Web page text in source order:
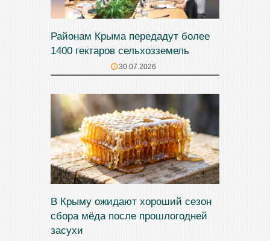
Районам Крыма передадут более
1400 гектаров сельхозземель
30.07.2026
В Крыму ожидают хороший сезон
сбора мёда после прошлогодней
засухи